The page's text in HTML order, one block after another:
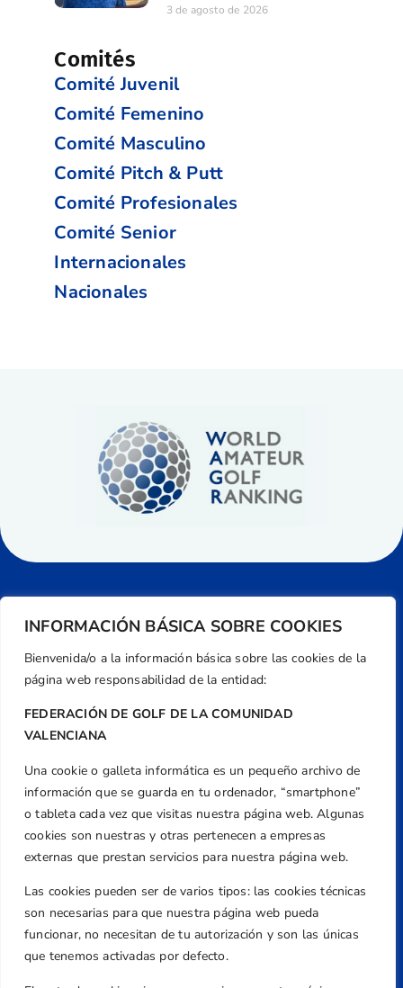
INFORMACIÓN BÁSICA SOBRE COOKIES
Bienvenida/o a la información básica sobre las cookies de la
página web responsabilidad de la entidad:
FEDERACIÓN DE GOLF DE LA COMUNIDAD
VALENCIANA
Una cookie o galleta informática es un pequeño archivo de
información que se guarda en tu ordenador, “smartphone”
o tableta cada vez que visitas nuestra página web. Algunas
cookies son nuestras y otras pertenecen a empresas
externas que prestan servicios para nuestra página web.
Las cookies pueden ser de varios tipos: las cookies técnicas
son necesarias para que nuestra página web pueda
funcionar, no necesitan de tu autorización y son las únicas
que tenemos activadas por defecto.
3 de agosto de 2026
Comités
Comité Juvenil
Comité Femenino
Comité Masculino
Comité Pitch & Putt
Comité Profesionales
Comité Senior
Internacionales
Nacionales
Dirección
Centre de L´Esport, Carrer d'Isaac Peral i
Caballero, Nº 5, Despachos 2 y 3, 46980,
Valencia
+34 961 367 799
Email
federacion@golfcv.com